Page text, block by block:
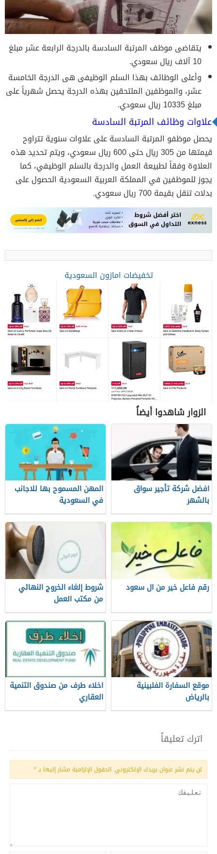
يتقاضى موظف المرتبة السادسة بالدرجة الرابعة عشر مبلغ
10 آلاف ريال سعودي.
وأعلى الوظائف بهذا السلم الوظيفى هى الدرجة الخامسة
عشر، والموظفين الملتحقين بهذه الدرجة يحصل شهرياً على
مبلغ 10335 ريال سعودي.
علاوات وظائف المرتبة السادسة
يحصل موظفو المرتبة السادسة على علاوات سنوية تتراوح
قيمتها من 305 ريال حتى 600 ريال سعودي، ويتم تحديد هذه
العلاوة وفقاً لطبيعة العمل والدرجة بالسلم الوظيفي، كما
يجوز للموظفين في المملكة العربية السعودية الحصول على
بدلات تنقل بقيمة 700 ريال سعودي.
تخفيضات امازون السعودية
الزوار شاهدوا أيضاً
افضل شركة تأجير سواق
بالشهر
المهن المسموح بها للاجانب
في السعودية
رقم فاعل خير من ال سعود
شروط إلغاء الخروج النهائي
من مكتب العمل
موقع السفارة الفلبينية
بالرياض
اخلاء طرف من صندوق التنمية
العقاري
اترك تعليقاً
لن يتم نشر عنوان بريدك الإلكتروني. الحقول الإلزامية مشار إليها بـ*